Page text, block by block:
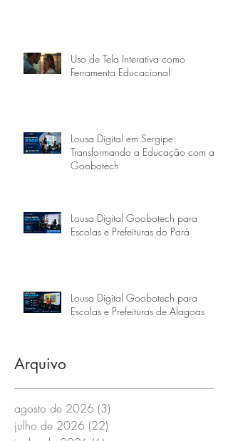
Uso de Tela Interativa como
Ferramenta Educacional
Lousa Digital em Sergipe:
Transformando a Educação com a
Goobotech
Lousa Digital Goobotech para
Escolas e Prefeituras do Pará
Lousa Digital Goobotech para
Escolas e Prefeituras de Alagoas
Arquivo
agosto de 2026 (3)
julho de 2026 (22)